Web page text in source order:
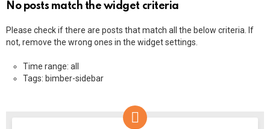
No posts match the widget criteria
Please check if there are posts that match all the below criteria. If
not, remove the wrong ones in the widget settings.
Time range: all
Tags: bimber-sidebar